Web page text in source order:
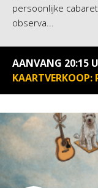
persoonlijke
observa...
AANVANG 20:15
KAARTVERKOOP: